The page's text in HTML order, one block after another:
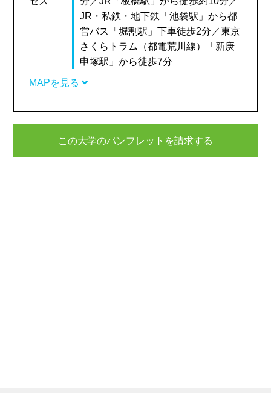
JR・私鉄・地下鉄「池袋駅」から都
営バス「堀割駅」下車徒歩2分／東京
さくらトラム（都電荒川線）「新庚
申塚駅」から徒歩7分
MAPを見る
この大学のパンフレットを請求する